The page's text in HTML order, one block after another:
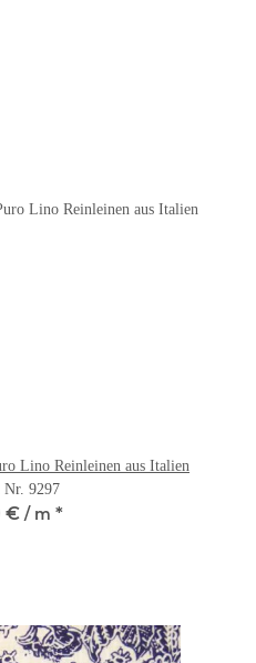
Lino Reinleinen aus Italien
9297
€/ m *